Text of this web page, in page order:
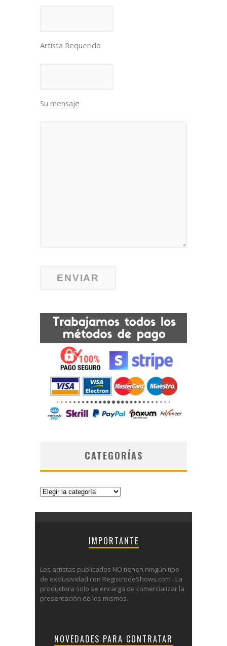
Artista Requerido
Su mensaje
CATEGORÍAS
Categorías
IMPORTANTE
Los artistas publicados NO tienen ningún tipo
de exclusividad con RegistrodeShows.com . La
productora solo se encarga de comercializar la
presentación de los mismos.
NOVEDADES PARA CONTRATAR